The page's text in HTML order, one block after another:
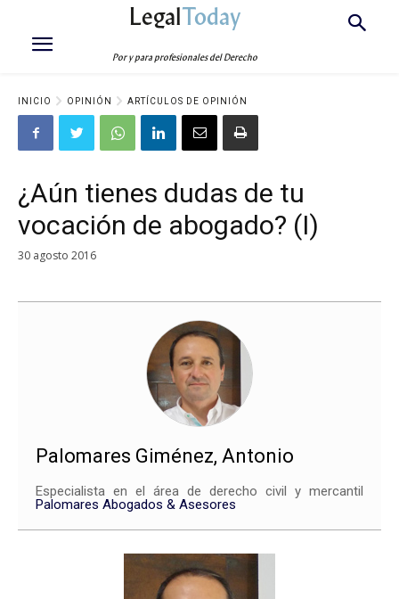
LegalToday
Por y para profesionales del Derecho
INICIO OPINIÓN ARTÍCULOS DE OPINIÓN
¿Aún tienes dudas de tu
vocación de abogado? (I)
30 agosto 2016
Palomares Giménez, Antonio
Especialista en el área de derecho civil y mercantil
Palomares Abogados & Asesores